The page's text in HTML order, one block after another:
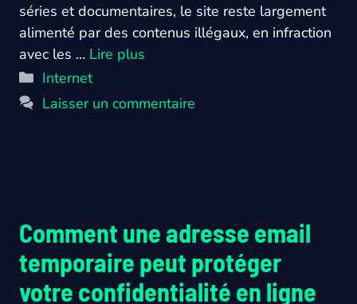
séries et documentaires, le site reste largement
alimenté par des contenus illégaux, en infraction
avec les … Lire plus
Catégories
Internet
Laisser un commentaire
Comment une adresse email
temporaire peut protéger
votre confidentialité en ligne